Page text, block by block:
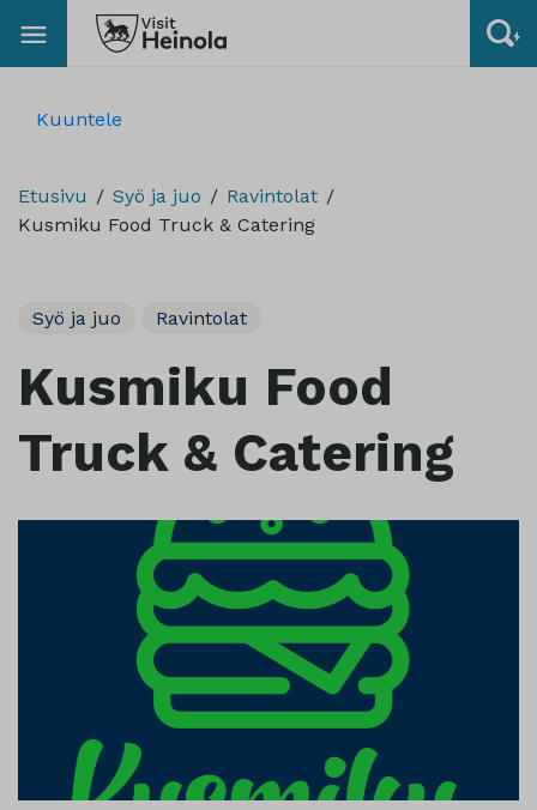
Kuuntele
Etusivu Syö ja juo
Ravintolat
Kusmiku Food Truck & Catering
Syö ja juo Ravintolat
Kusmiku Food
Truck & Catering